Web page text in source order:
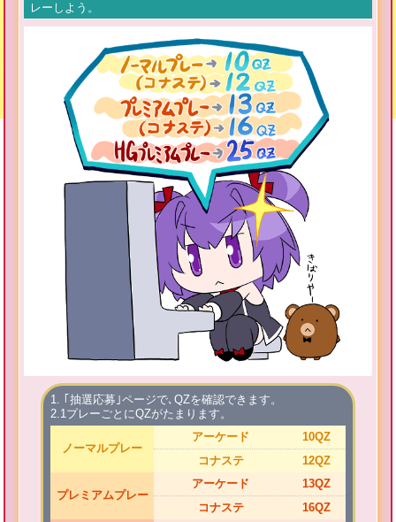
レーしよう。
1. ｢抽選応募｣ページで､QZを確認できます。
2.1プレーごとにQZがたまります。
ノーマルプレー
アーケード 10QZ
コナステ
12QZ
プレミアムプレー
アーケード 13QZ
コナステ
16QZ